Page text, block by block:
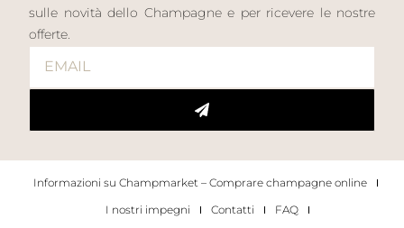
sulle novità dello Champagne e per ricevere le nostre
offerte.
Informazioni su Champmarket – Comprare champagne online
I nostri impegni
Contatti
FAQ